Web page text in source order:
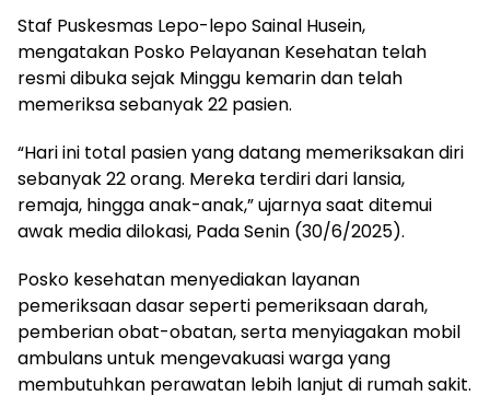
Staf Puskesmas Lepo-lepo Sainal Husein,
mengatakan Posko Pelayanan Kesehatan telah
resmi dibuka sejak Minggu kemarin dan telah
memeriksa sebanyak 22 pasien.
“Hari ini total pasien yang datang memeriksakan diri
sebanyak 22 orang. Mereka terdiri dari lansia,
remaja, hingga anak-anak,” ujarnya saat ditemui
awak media dilokasi, Pada Senin (30/6/2025).
Posko kesehatan menyediakan layanan
pemeriksaan dasar seperti pemeriksaan darah,
pemberian obat-obatan, serta menyiagakan mobil
ambulans untuk mengevakuasi warga yang
membutuhkan perawatan lebih lanjut di rumah sakit.